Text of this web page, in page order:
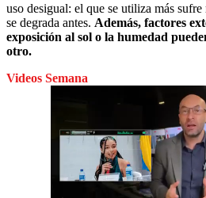
uso desigual: el que se utiliza más
se degrada antes. Además, factores
exposición al sol o la humedad
otro.
Videos Semana